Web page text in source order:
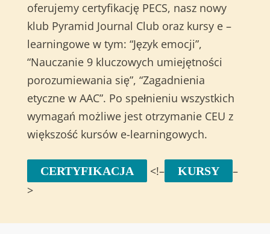
oferujemy certyfikację PECS, nasz nowy
klub Pyramid Journal Club oraz kursy e –
learningowe w tym: “Język emocji”,
“Nauczanie 9 kluczowych umiejętności
porozumiewania się”, “Zagadnienia
etyczne w AAC”. Po spełnieniu wszystkich
wymagań możliwe jest otrzymanie CEU z
większość kursów e-learningowych.
CERTYFIKACJA <!– KURSY
–
>